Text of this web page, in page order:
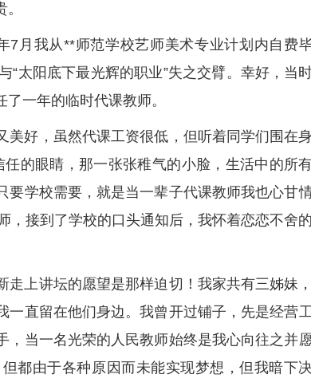
7月我从**师范学校艺师美术专业计划内自费
太阳底下最光辉的职业”失之交臂。幸好，当
一年的临时代课教师。
好，虽然代课工资很低，但听着同学们围在身
任的眼睛，那一张张稚气的小脸，生活中的所
学校需要，就是当一辈子代课教师我也心甘
，接到了学校的口头通知后，我怀着恋恋不舍的
上讲坛的愿望是那样迫切！我家共有三姊妹，
直留在他们身边。我曾开过铺子，先是经营
当一名光荣的人民教师始终是我心向往之并
都由于各种原因而未能实现梦想，但我暗下